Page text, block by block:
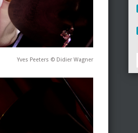
Yves Peeters © Didier Wagner